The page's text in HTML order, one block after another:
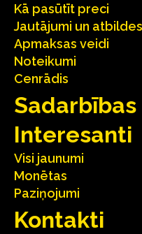
Kā pasūtīt preci
Jautājumi un atbildes
Apmaksas veidi
Noteikumi
Cenrādis
Interesanti
Visi jaunumi
Monētas
Paziņojumi
Kontakti